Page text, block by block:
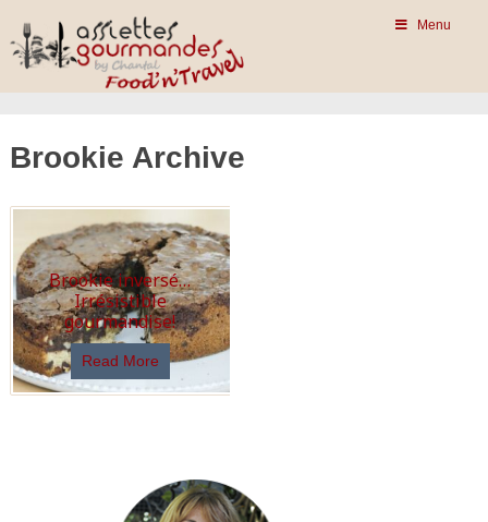
Menu
Brookie Archive
Brookie inversé…
Irrésistible
gourmandise!
Read More